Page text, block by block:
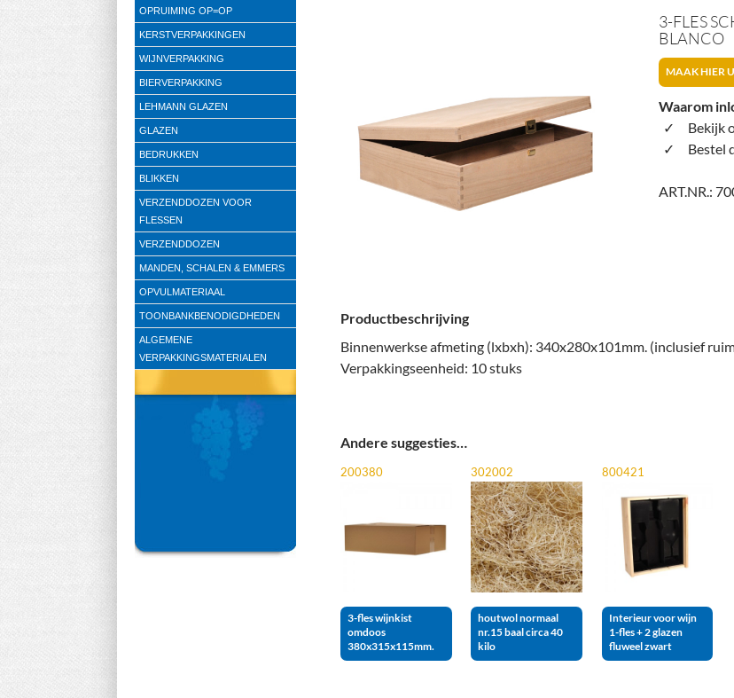
3-FLES
BLANCO
MAAK HIER
Waarom
Bekijk
Bestel
ART.NR.:
Productbeschrijving
Binnenwerkse afmeting (lxbxh): 340x280x101mm. (inclusief
Verpakkingseenheid: 10 stuks
Andere suggesties…
200380
3-fles wijnkist
omdoos
380x315x115mm.
302002
houtwol normaal
nr.15 baal circa 40
kilo
800421
Interieur voor wijn
1-fles + 2 glazen
fluweel zwart
OPRUIMING OP=OP
KERSTVERPAKKINGEN
WIJNVERPAKKING
BIERVERPAKKING
LEHMANN GLAZEN
GLAZEN
BEDRUKKEN
BLIKKEN
VERZENDDOZEN VOOR
FLESSEN
VERZENDDOZEN
MANDEN, SCHALEN & EMMERS
OPVULMATERIAAL
TOONBANKBENODIGDHEDEN
ALGEMENE
VERPAKKINGSMATERIALEN